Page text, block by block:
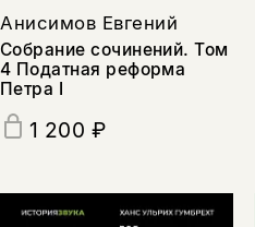
Анисимов Евгений
Собрание сочинений. Том
4 Податная реформа
Петра I
1 200 ₽